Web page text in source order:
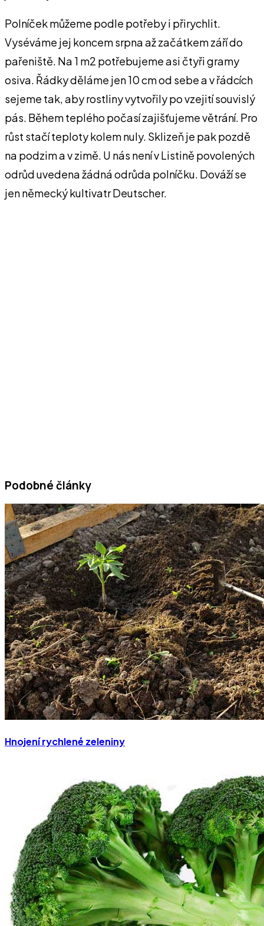
Polníček můžeme podle potřeby i přirychlit.
Vyséváme jej koncem srpna až začátkem září do
pařeniště. Na 1 m2 potřebujeme asi čtyři gramy
osiva. Řádky děláme jen 10 cm od sebe a v řádcích
sejeme tak, aby rostliny vytvořily po vzejití souvislý
pás. Během teplého počasí zajišťujeme větrání. Pro
růst stačí teploty kolem nuly. Sklizeň je pak pozdě
na podzim a v zimě. U nás není v Listině povolených
odrůd uvedena žádná odrůda polníčku. Dováží se
jen německý kultivatr Deutscher.
Podobné články
Hnojení rychlené zeleniny